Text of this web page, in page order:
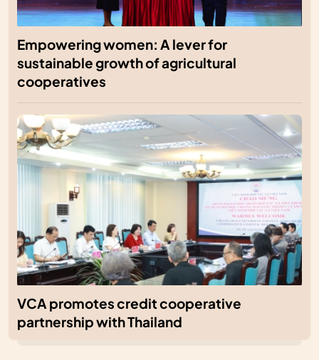
Empowering women: A lever for
sustainable growth of agricultural
cooperatives
VCA promotes credit cooperative
partnership with Thailand